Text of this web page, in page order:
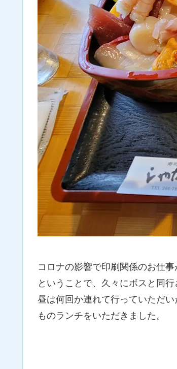
コロナの影響で印刷関係のお仕
ということで、久々にボスと同
昼は何回か連れて行っていただい
ものランチをいただきました。